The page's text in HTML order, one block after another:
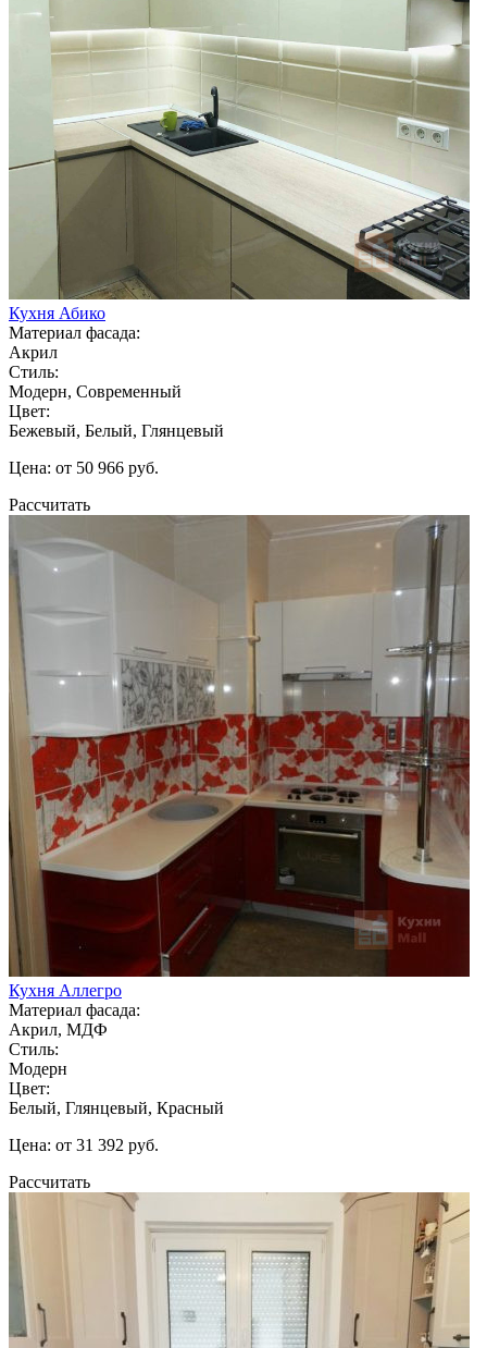
Кухня Абико
Материал фасада:
Акрил
Стиль:
Модерн, Современный
Цвет:
Бежевый, Белый, Глянцевый
Цена: от 50 966 руб.
Рассчитать
Кухня Аллегро
Материал фасада:
Акрил, МДФ
Стиль:
Модерн
Цвет:
Белый, Глянцевый, Красный
Цена: от 31 392 руб.
Рассчитать